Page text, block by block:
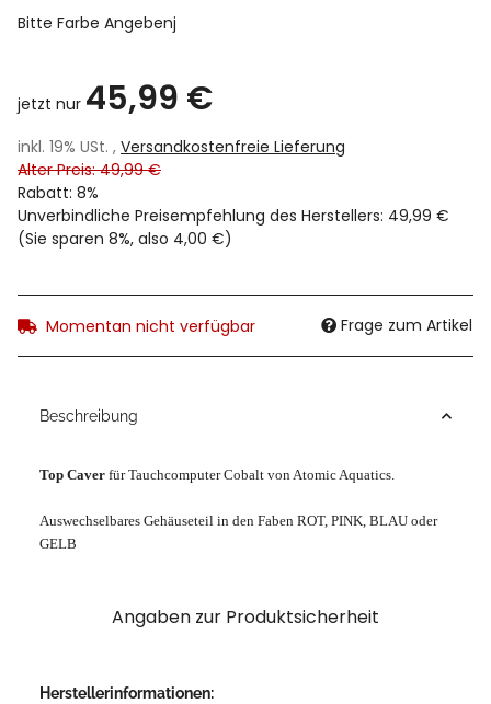
Bitte Farbe Angebenj
jetzt nur 45,99 €
inkl. 19% USt. , Versandkostenfreie Lieferung
Alter Preis: 49,99 €
Rabatt: 8%
Unverbindliche Preisempfehlung des Herstellers: 49,99 €
(Sie sparen 8%, also 4,00 €)
Momentan nicht verfügbar Frage zum Artikel
Beschreibung
Top Caver für Tauchcomputer Cobalt von Atomic Aquatics.
Auswechselbares Gehäuseteil in den Faben ROT, PINK, BLAU oder
GELB
Angaben zur Produktsicherheit
Herstellerinformationen: